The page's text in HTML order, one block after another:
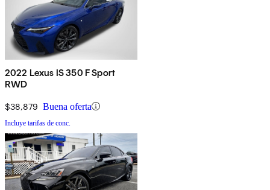
2022 Lexus IS 350 F Sport
RWD
$38,879 Buena oferta
Incluye tarifas de conc.